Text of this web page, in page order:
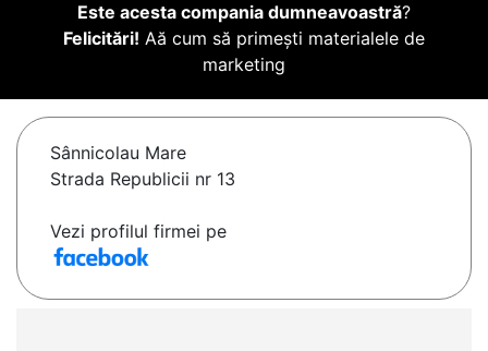
Este acesta compania dumneavoastră?
Felicitări! Aă cum să primești materialele de
marketing
Sânnicolau Mare
Strada Republicii nr 13
Vezi profilul firmei pe